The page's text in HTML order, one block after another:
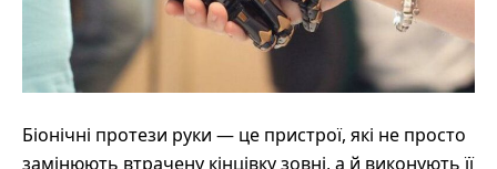
Біонічні протези руки — це пристрої, які не просто
замінюють втрачену кінцівку зовні, а й виконують її